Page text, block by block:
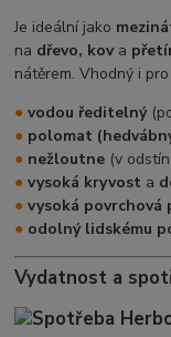
Je ideální jako
na dřevo, kova
nátěrem. Vhodný i
●vodou ředitelný
● polomat
● nežloutne (v
●vysoká kryvost a
●vysoká povrchová
● odolný lidskému
Vydatnost a